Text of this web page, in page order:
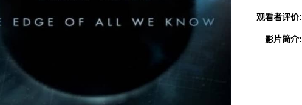
观看者评价:
影片简介: